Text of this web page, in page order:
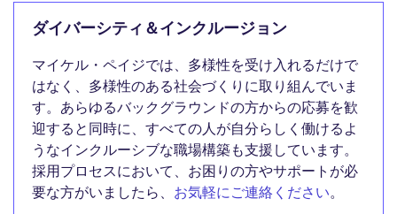
ダイバーシティ＆インクルージョン
マイケル・ペイジでは、多様性を受け入れるだけで
はなく、多様性のある社会づくりに取り組んでいま
す。あらゆるバックグラウンドの方からの応募を歓
迎すると同時に、すべての人が自分らしく働けるよ
うなインクルーシブな職場構築も支援しています。
採用プロセスにおいて、お困りの方やサポートが必
要な方がいましたら、 お気軽にご連絡ください。